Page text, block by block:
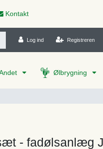
Kontakt
Log ind Registreren
Ølbrygning
- fadølsanlæg